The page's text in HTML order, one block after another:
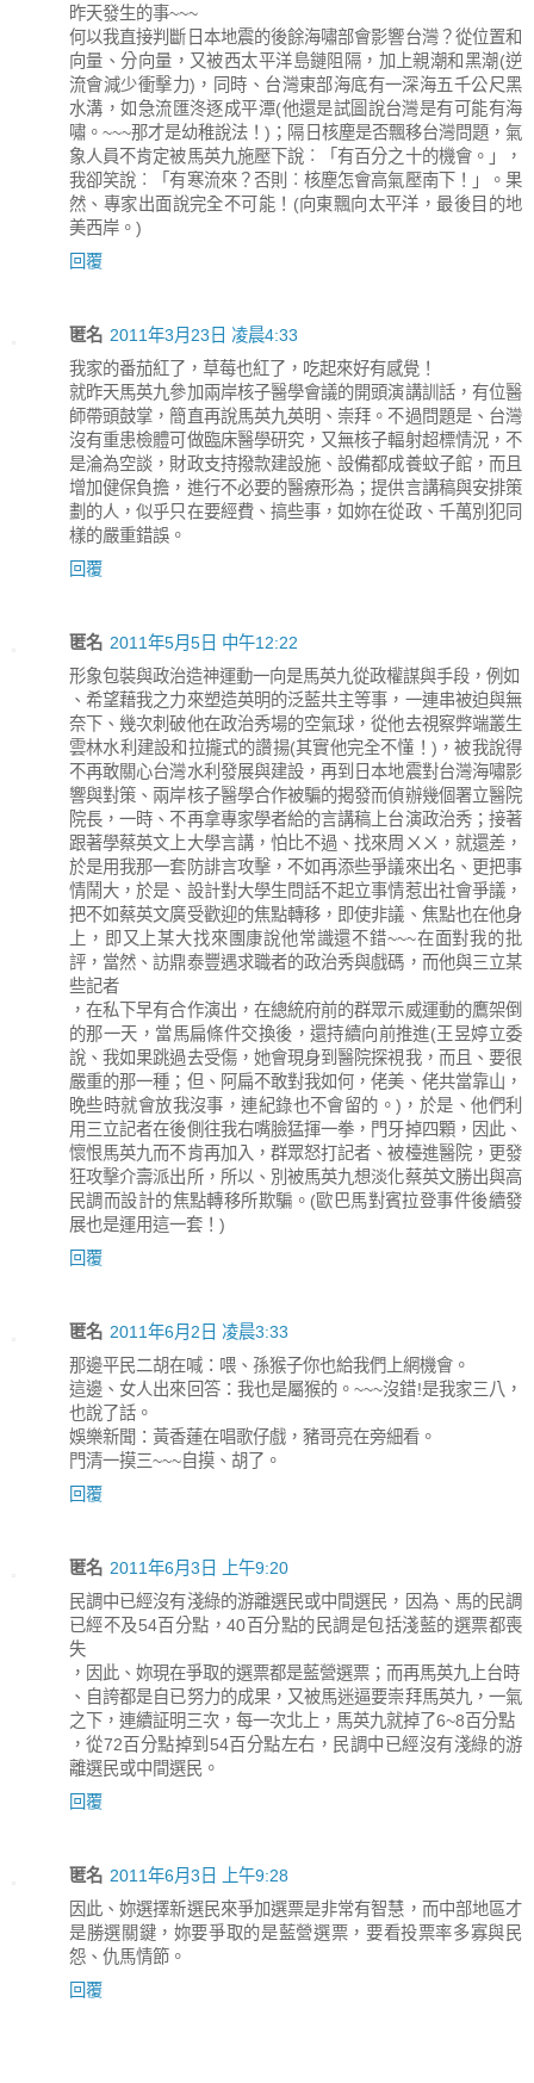
昨天發生的事~~~
何以我直接判斷日本地震的後餘海嘯部會影響台灣？從位置和
向量、分向量，又被西太平洋島鏈阻隔，加上親潮和黑潮(逆
流會減少衝擊力)，同時、台灣東部海底有一深海五千公尺黑
水溝，如急流匯泈逐成平潭(他還是試圖說台灣是有可能有海
嘯。~~~那才是幼稚說法！)；隔日核塵是否飄移台灣問題，氣
象人員不肯定被馬英九施壓下說︰「有百分之十的機會。」，
我卻笑說︰「有寒流來？否則︰核塵怎會高氣壓南下！」。果
然、專家出面說完全不可能！(向東飄向太平洋，最後目的地
美西岸。)
回覆
匿名 2011年3月23日 凌晨4:33
我家的番茄紅了，草莓也紅了，吃起來好有感覺！
就昨天馬英九參加兩岸核子醫學會議的開頭演講訓話，有位醫
師帶頭鼓掌，簡直再說馬英九英明、崇拜。不過問題是、台灣
沒有重患檢體可做臨床醫學研究，又無核子輻射超標情況，不
是淪為空談，財政支持撥款建設施、設備都成養蚊子館，而且
增加健保負擔，進行不必要的醫療形為；提供言講稿與安排策
劃的人，似乎只在要經費、搞些事，如妳在從政、千萬別犯同
樣的嚴重錯誤。
回覆
匿名 2011年5月5日 中午12:22
形象包裝與政治造神運動一向是馬英九從政權謀與手段，例如
、希望藉我之力來塑造英明的泛藍共主等事，一連串被迫與無
奈下、幾次刺破他在政治秀場的空氣球，從他去視察弊端叢生
雲林水利建設和拉攏式的讚揚(其實他完全不懂！)，被我說得
不再敢關心台灣水利發展與建設，再到日本地震對台灣海嘯影
響與對策、兩岸核子醫學合作被騙的揭發而偵辦幾個署立醫院
院長，一時、不再拿專家學者給的言講稿上台演政治秀；接著
跟著學蔡英文上大學言講，怕比不過、找來周ㄨㄨ，就還差，
於是用我那一套防誹言攻擊，不如再添些爭議來出名、更把事
情鬧大，於是、設計對大學生問話不起立事情惹出社會爭議，
把不如蔡英文廣受歡迎的焦點轉移，即使非議、焦點也在他身
上，即又上某大找來團康說他常識還不錯~~~在面對我的批
評，當然、訪鼎泰豐遇求職者的政治秀與戲碼，而他與三立某
些記者
，在私下早有合作演出，在總統府前的群眾示威運動的鷹架倒
的那一天，當馬扁條件交換後，還持續向前推進(王昱婷立委
說、我如果跳過去受傷，她會現身到醫院探視我，而且、要很
嚴重的那一種；但、阿扁不敢對我如何，佬美、佬共當靠山，
晚些時就會放我沒事，連紀錄也不會留的。)，於是、他們利
用三立記者在後側往我右嘴臉猛揮一拳，門牙掉四顆，因此、
懷恨馬英九而不肯再加入，群眾怒打記者、被檯進醫院，更發
狂攻擊介壽派出所，所以、別被馬英九想淡化蔡英文勝出與高
民調而設計的焦點轉移所欺騙。(歐巴馬對賓拉登事件後續發
展也是運用這一套！)
回覆
匿名 2011年6月2日 凌晨3:33
那邊平民二胡在喊：喂、孫猴子你也給我們上網機會。
這邊、女人出來回答：我也是屬猴的。~~~沒錯!是我家三八，
也說了話。
娛樂新聞：黃香蓮在唱歌仔戲，豬哥亮在旁細看。
門清一摸三~~~自摸、胡了。
回覆
匿名 2011年6月3日 上午9:20
民調中已經沒有淺綠的游離選民或中間選民，因為、馬的民調
已經不及54百分點，40百分點的民調是包括淺藍的選票都喪
失
，因此、妳現在爭取的選票都是藍營選票；而再馬英九上台時
、自誇都是自已努力的成果，又被馬迷逼要崇拜馬英九，一氣
之下，連續証明三次，每一次北上，馬英九就掉了6~8百分點
，從72百分點掉到54百分點左右，民調中已經沒有淺綠的游
離選民或中間選民。
回覆
匿名 2011年6月3日 上午9:28
因此、妳選擇新選民來爭加選票是非常有智慧，而中部地區才
是勝選關鍵，妳要爭取的是藍營選票，要看投票率多寡與民
怨、仇馬情節。
回覆